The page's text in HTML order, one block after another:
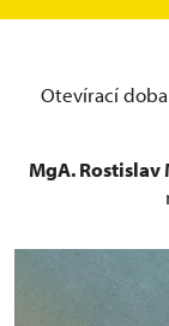
Otevírací
MgA.